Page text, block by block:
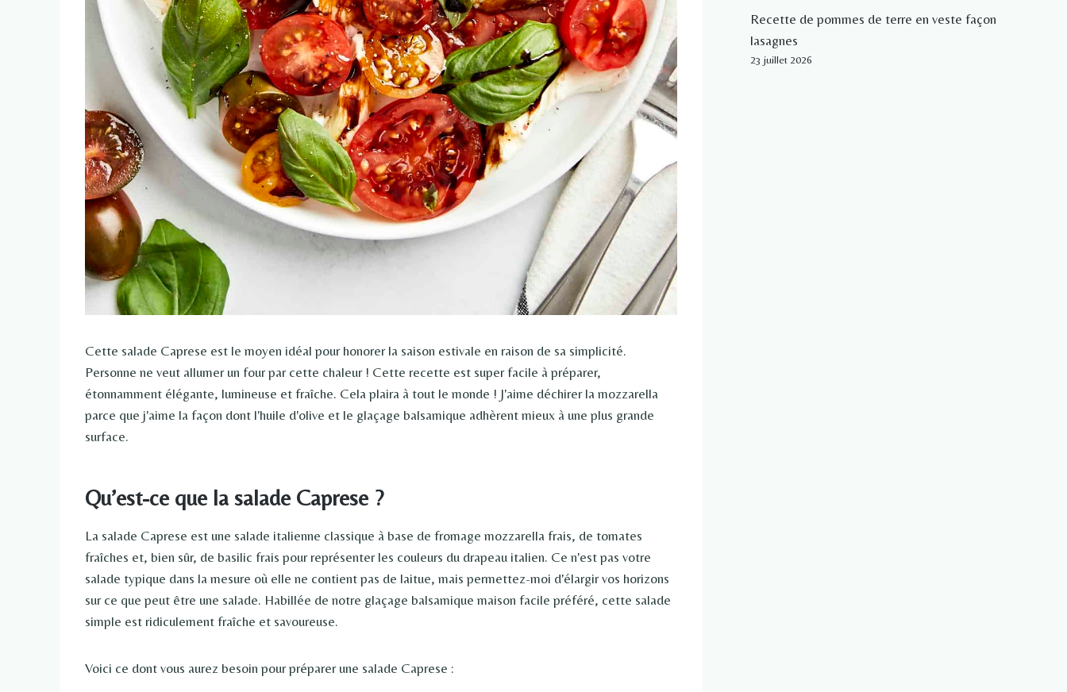
Cette salade Caprese est le moyen idéal pour honorer la saison estivale en raison de sa simplicité.
Personne ne veut allumer un four par cette chaleur ! Cette recette est super facile à préparer,
étonnamment élégante, lumineuse et fraîche. Cela plaira à tout le monde ! J'aime déchirer la mozzarella
parce que j'aime la façon dont l'huile d'olive et le glaçage balsamique adhèrent mieux à une plus grande
surface.
Qu’est-ce que la salade Caprese ?
La salade Caprese est une salade italienne classique à base de fromage mozzarella frais, de tomates
fraîches et, bien sûr, de basilic frais pour représenter les couleurs du drapeau italien. Ce n'est pas votre
salade typique dans la mesure où elle ne contient pas de laitue, mais permettez-moi d'élargir vos horizons
sur ce que peut être une salade. Habillée de notre glaçage balsamique maison facile préféré, cette salade
simple est ridiculement fraîche et savoureuse.
Voici ce dont vous aurez besoin pour préparer une salade Caprese :
Recette de pommes de terre en veste façon
lasagnes
23 juillet 2026